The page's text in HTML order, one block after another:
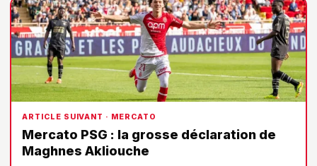
ARTICLE SUIVANT · MERCATO
Mercato PSG : la grosse déclaration de
Maghnes Akliouche